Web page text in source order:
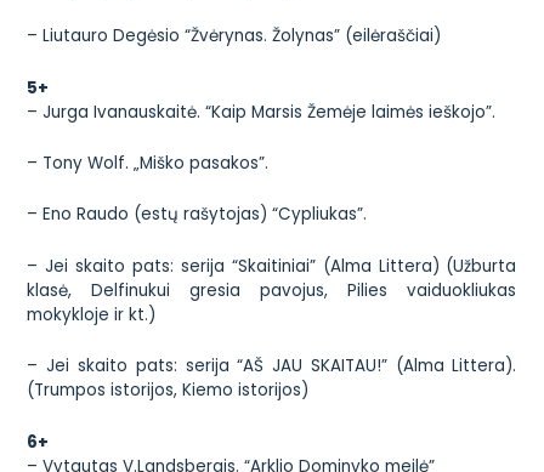
– Liutauro Degėsio “Žvėrynas. Žolynas” (eilėraščiai)
5+
– Jurga Ivanauskaitė. “Kaip Marsis Žemėje laimės ieškojo”.
– Tony Wolf. „Miško pasakos”.
– Eno Raudo (estų rašytojas) “Cypliukas”.
– Jei skaito pats: serija “Skaitiniai” (Alma Littera) (Užburta
klasė, Delfinukui gresia pavojus, Pilies vaiduokliukas
mokykloje ir kt.)
– Jei skaito pats: serija “AŠ JAU SKAITAU!” (Alma Littera).
(Trumpos istorijos, Kiemo istorijos)
6+
– Vytautas V.Landsbergis. “Arklio Dominyko meilė”